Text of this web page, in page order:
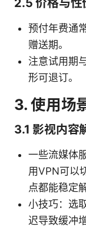
预付年费通
赠送期。
注意试用期
形可退订。
3. 使用场
3.1 影视内容
一些流媒体
用VPN可以
点都能稳定
小技巧：选
迟导致缓冲